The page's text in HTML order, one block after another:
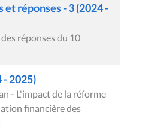
réponses - 3 (2024 -
réponses du 10
2025)
- L'impact de la réforme
financière des